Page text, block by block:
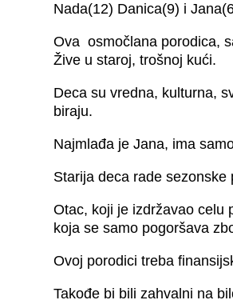
Nada(12) Danica(9) i
Ova osmočlana porodica,
Žive u staroj, trošnoj kući.
Deca su vredna, kulturna,
biraju.
Najmlađa je Jana, ima
Starija deca rade
Otac, koji je izdržavao celu
koja se samo pogoršava
Ovoj porodici treba
Takođe bi bili zahvalni na